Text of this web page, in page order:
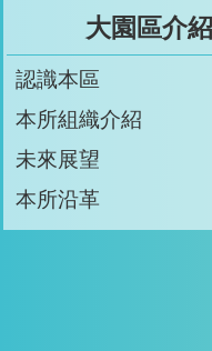
大園區介紹
認識本區
本所組織介紹
未來展望
本所沿革